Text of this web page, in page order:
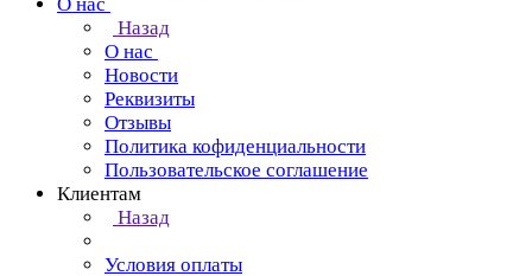
Назад
О нас
Новости
Реквизиты
Отзывы
Политика кофиденциальности
Пользовательское соглашение
Клиентам
Назад
Условия оплаты